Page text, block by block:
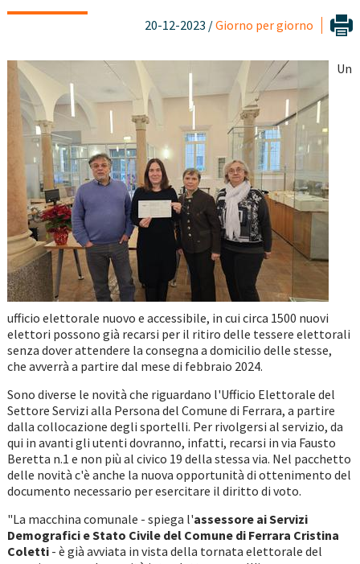
20-12-2023 /Giorno per giorno
Un
ufficio elettorale nuovo e accessibile, in cui circa 1500 nuovi
elettori possono già recarsi per il ritiro delle tessere elettorali
senza dover attendere la consegna a domicilio delle stesse,
che avverrà a partire dal mese di febbraio 2024.
Sono diverse le novità che riguardano l'Ufficio Elettorale del
Settore Servizi alla Persona del Comune di Ferrara, a partire
dalla collocazione degli sportelli. Per rivolgersi al servizio, da
qui in avanti gli utenti dovranno, infatti, recarsi in via Fausto
Beretta n.1 e non più al civico 19 della stessa via. Nel pacchetto
delle novità c'è anche la nuova opportunità di ottenimento del
documento necessario per esercitare il diritto di voto.
"La macchina comunale - spiega l'assessore ai Servizi
Demografici e Stato Civile del Comune di Ferrara Cristina
Coletti- è già avviata in vista della tornata elettorale del